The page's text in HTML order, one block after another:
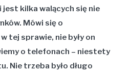
kilka walących się nie
Mówi się o
tej sprawie, nie były on
o telefonach – niestety
Nie trzeba było długo